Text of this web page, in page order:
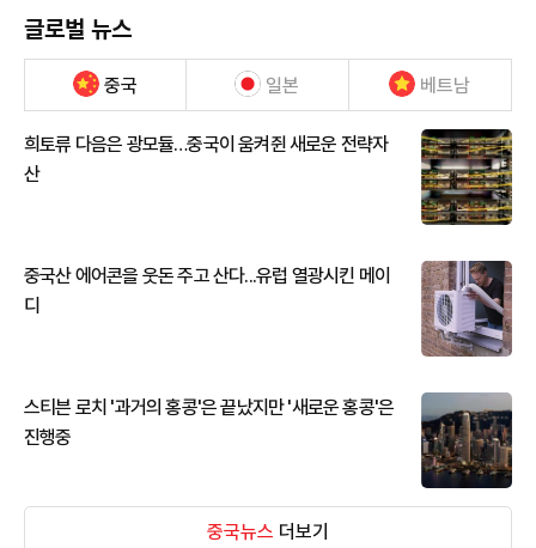
글로벌 뉴스
중국 일본 베트남
희토류 다음은 광모듈…중국이 움켜쥔 새로운 전략자
산
중국산 에어콘을 웃돈 주고 산다...유럽 열광시킨 메이
디
스티븐 로치 '과거의 홍콩'은 끝났지만 '새로운 홍콩'은
진행중
중국뉴스 더보기